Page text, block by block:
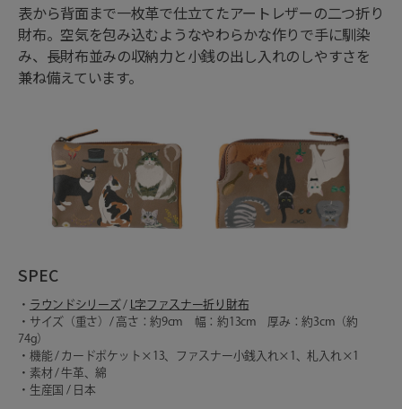
表から背面まで一枚革で仕立てたアートレザーの二つ折り
財布。空気を包み込むようなやわらかな作りで手に馴染
み、長財布並みの収納力と小銭の出し入れのしやすさを
兼ね備えています。
SPEC
・ ラウンドシリーズ /
L字ファスナー折り財布
・サイズ（重さ）/ 高さ：約9cm 幅：約13cm 厚み：約3cm（約
74g）
・機能 / カードポケット×13、ファスナー小銭入れ×1、札入れ×1
・素材 / 牛革、綿
・生産国 / 日本